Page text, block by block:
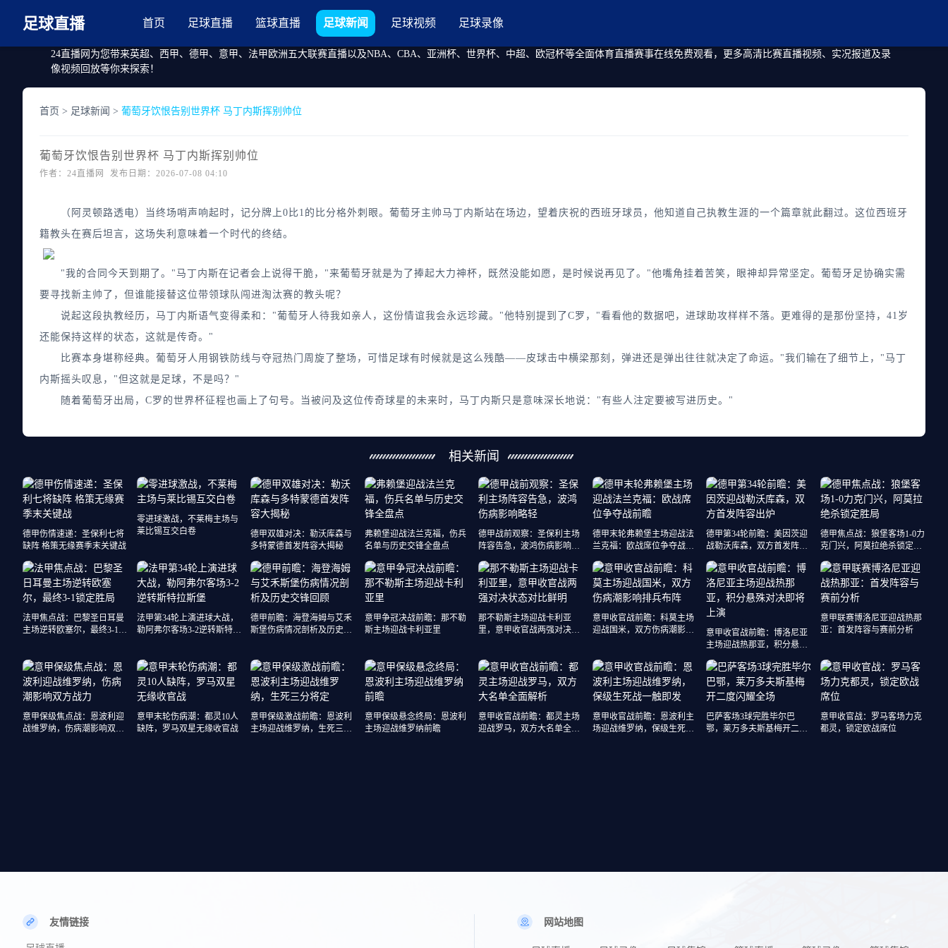
足球直播 首页 足球直播 篮球直播 足球新闻 足球视频 足球录像
24直播网为您带来英超、西甲、德甲、意甲、法甲欧洲五大联赛直播以及NBA、CBA、亚洲杯、世界杯、中超、欧冠杯等全面体育直播赛事在线免费观看，更多高清比赛直播视频、实况报道及录
像视频回放等你来探索！
首页 > 足球新闻 > 葡萄牙饮恨告别世界杯 马丁内斯挥别帅位
葡萄牙饮恨告别世界杯 马丁内斯挥别帅位
作者：24直播网 发布日期：2026-07-08 04:10
（阿灵顿路透电）当终场哨声响起时，记分牌上0比1的比分格外刺眼。葡萄牙主帅马丁内斯站在场边，望着庆祝的西班牙球员，他知道自己执教生涯的一个篇章就此翻过。这位西班牙
籍教头在赛后坦言，这场失利意味着一个时代的终结。
"我的合同今天到期了。"马丁内斯在记者会上说得干脆，"来葡萄牙就是为了捧起大力神杯，既然没能如愿，是时候说再见了。"他嘴角挂着苦笑，眼神却异常坚定。葡萄牙足协确实需
要寻找新主帅了，但谁能接替这位带领球队闯进淘汰赛的教头呢？
说起这段执教经历，马丁内斯语气变得柔和："葡萄牙人待我如亲人，这份情谊我会永远珍藏。"他特别提到了C罗，"看看他的数据吧，进球助攻样样不落。更难得的是那份坚持，41岁
还能保持这样的状态，这就是传奇。"
比赛本身堪称经典。葡萄牙人用钢铁防线与夺冠热门周旋了整场，可惜足球有时候就是这么残酷——皮球击中横梁那刻，弹进还是弹出往往就决定了命运。"我们输在了细节上，"马丁
内斯摇头叹息，"但这就是足球，不是吗？"
随着葡萄牙出局，C罗的世界杯征程也画上了句号。当被问及这位传奇球星的未来时，马丁内斯只是意味深长地说："有些人注定要被写进历史。"
相关新闻
德甲伤情速递：圣保利七将
缺阵 格策无缘赛季末关键战
零进球激战，不莱梅主场与
莱比锡互交白卷
德甲双雄对决：勒沃库森与
多特蒙德首发阵容大揭秘
弗赖堡迎战法兰克福，伤兵
名单与历史交锋全盘点
德甲战前观察：圣保利主场
阵容告急，波鸿伤病影响略
德甲末轮弗赖堡主场迎战法
兰克福：欧战席位争夺战前
德甲第34轮前瞻：美因茨迎
战勒沃库森，双方首发阵容
德甲焦点战：狼堡客场1-0力
克门兴，阿莫拉绝杀锁定胜
法甲焦点战：巴黎圣日耳曼
主场逆转欧塞尔，最终3-1锁
法甲第34轮上演进球大战，
勒阿弗尔客场3-2逆转斯特拉
德甲前瞻：海登海姆与艾禾
斯堡伤病情况剖析及历史交
意甲争冠决战前瞻：那不勒
斯主场迎战卡利亚里
那不勒斯主场迎战卡利亚
里，意甲收官战两强对决状
意甲收官战前瞻：科莫主场
迎战国米，双方伤病潮影响
意甲收官战前瞻：博洛尼亚
主场迎战热那亚，积分悬殊
意甲联赛博洛尼亚迎战热那
亚：首发阵容与赛前分析
意甲保级焦点战：恩波利迎
战维罗纳，伤病潮影响双方
意甲末轮伤病潮：都灵10人
缺阵，罗马双星无缘收官战
意甲保级激战前瞻：恩波利
主场迎战维罗纳，生死三分
意甲保级悬念终局：恩波利
主场迎战维罗纳前瞻
意甲收官战前瞻：都灵主场
迎战罗马，双方大名单全面
意甲收官战前瞻：恩波利主
场迎战维罗纳，保级生死战
巴萨客场3球完胜毕尔巴
鄂，莱万多夫斯基梅开二度
意甲收官战：罗马客场力克
都灵，锁定欧战席位
友情链接 网站地图